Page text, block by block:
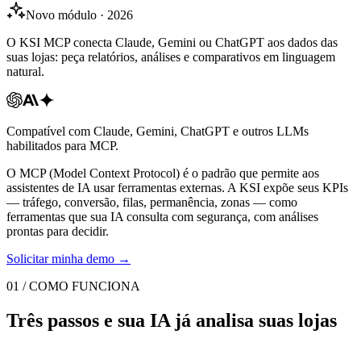
Novo módulo · 2026
O KSI MCP conecta Claude, Gemini ou ChatGPT aos dados das
suas lojas: peça relatórios, análises e comparativos em linguagem
natural.
Compatível com Claude, Gemini, ChatGPT e outros LLMs
habilitados para MCP.
O MCP (Model Context Protocol) é o padrão que permite aos
assistentes de IA usar ferramentas externas. A KSI expõe seus KPIs
— tráfego, conversão, filas, permanência, zonas — como
ferramentas que sua IA consulta com segurança, com análises
prontas para decidir.
Solicitar minha demo →
01 / COMO FUNCIONA
Três passos e sua IA já analisa suas lojas